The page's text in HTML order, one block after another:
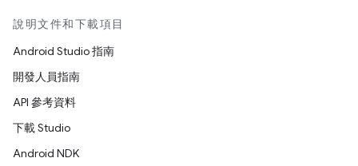
說明文件和下載項目
Android Studio 指南
開發人員指南
API 參考資料
下載 Studio
Android NDK